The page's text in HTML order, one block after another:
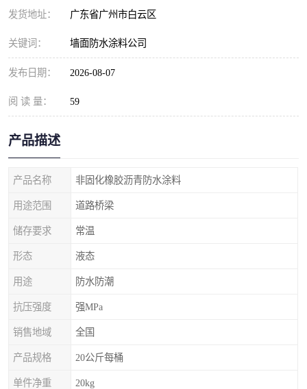
发货地址： 广东省广州市白云区
关键词： 墙面防水涂料公司
发布日期： 2026-08-07
阅 读 量： 59
产品描述
产品名称 非固化橡胶沥青防水涂料
用途范围 道路桥梁
储存要求 常温
形态 液态
用途 防水防潮
抗压强度 强MPa
销售地域 全国
产品规格 20公斤每桶
单件净重 20kg